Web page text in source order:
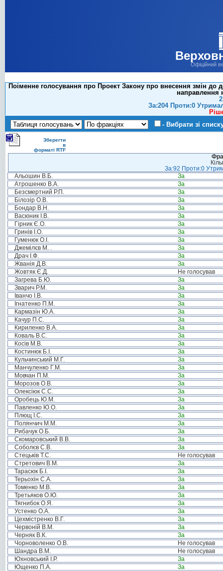
Офіційний
Поіменне голосування про Проект Закону про внесення змін до
направлення
За:204 Проти:0
- Вибрати зі
Зберегти
в
форматі RTF
За:92 Проти:0
Альошин В.Б.
За
Атрошенко В.А.
За
Безсмертний Р.П.
За
Білозір О.В.
За
Бондар В.Н.
За
Васюник І.В.
За
Гірник Є.О.
За
Гринів І.О.
За
Гуменюк О.І.
За
Джемілєв М. .
За
Драч І.Ф.
За
Жванія Д.В.
За
Жовтяк Є.Д.
Не голосував
Загрева Б.Ю.
За
Зварич Р.М.
За
Іванчо І.В.
За
Ігнатенко П.М.
За
Кармазін Ю.А.
За
Качур П.С.
За
Кириленко В.А.
За
Коваль В.С.
За
Косів М.В.
За
Костинюк Б.І.
За
Кульчинський М.Г.
За
Манчуленко Г.М.
За
Мовчан П.М.
За
Морозов О.В.
За
Олексіюк С.С.
За
Оробець Ю.М.
За
Павленко Ю.О.
За
Плющ І.С.
За
Полянчич М.М.
За
Рибачук О.Б.
За
Скомаровський В.В.
За
Соболєв С.В.
За
Стецьків Т.С.
Не голосував
Стретович В.М.
За
Тарасюк Б.І.
За
Терьохін С.А.
За
Томенко М.В.
За
Третьяков О.Ю.
За
Тягнибок О.Я.
За
Устенко О.А.
За
Цехмістренко В.Г.
За
Червоній В.М.
За
Черняк В.К.
За
Чорноволенко О.В.
Не голосував
Шандра В.М.
Не голосував
Юхновський І.Р.
За
Ющенко П.А.
За